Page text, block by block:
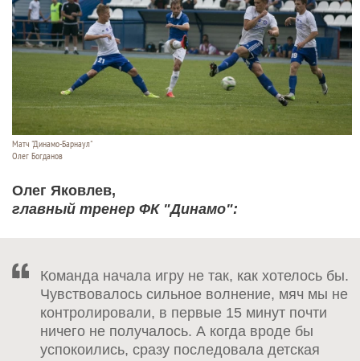
Матч "Динамо-Барнаул"
Олег Богданов
Олег Яковлев,
главный тренер ФК "Динамо":
Команда начала игру не так, как хотелось бы.
Чувствовалось сильное волнение, мяч мы не
контролировали, в первые 15 минут почти
ничего не получалось. А когда вроде бы
успокоились, сразу последовала детская